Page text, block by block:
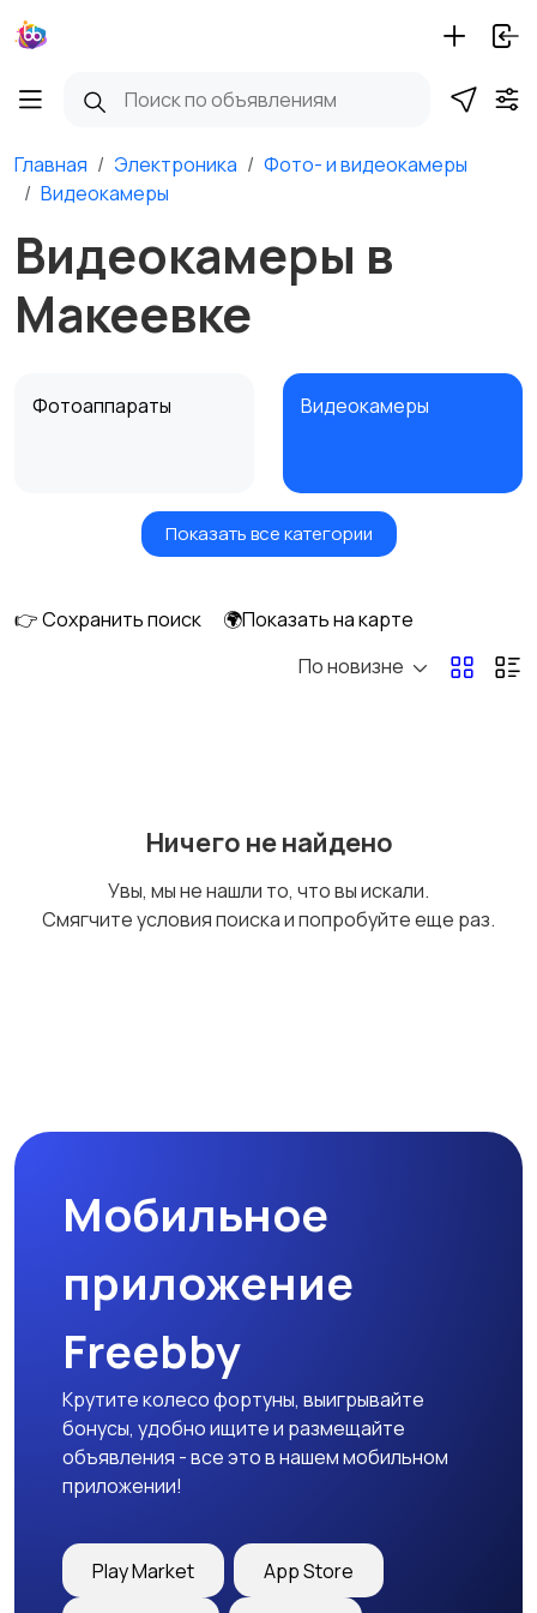
Главная Электроника
Фото- и видеокамеры
Видеокамеры
Видеокамеры в
Макеевке
Фотоаппараты Видеокамеры
Видеонаблюдение Объективы
Аксессуары
стабилизаторы
оборудование
Показать все категории
👉 Сохранить поиск
🌍Показать на карте
По новизне
Ничего не найдено
Увы, мы не нашли то, что вы искали.
Смягчите условия поиска и попробуйте еще раз.
Мобильное
приложение
Freebby
Крутите колесо фортуны, выигрывайте
бонусы, удобно ищите и размещайте
объявления - все это в нашем мобильном
приложении!
Play Market App Store